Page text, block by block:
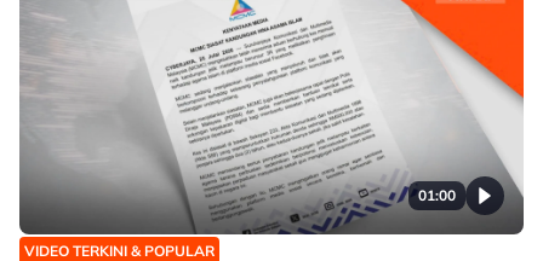
01:00
VIDEO TERKINI & POPULAR